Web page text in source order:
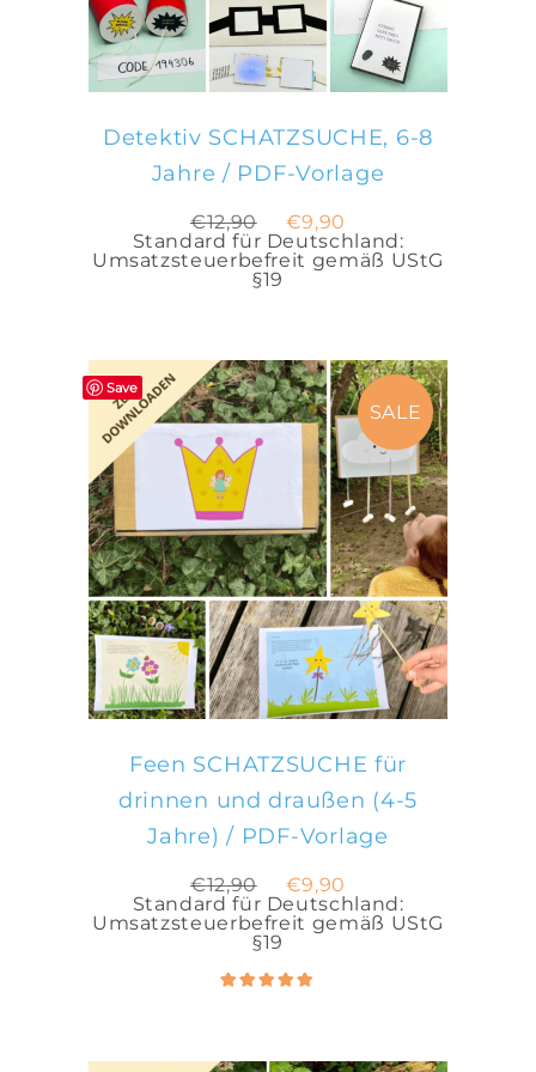
Detektiv SCHATZSUCHE, 6-8
Jahre / PDF-Vorlage
€12,90
Ursprünglicher
Preis
war:
€12,90
€9,90
Preis
ist:
Standard für Deutschland:
Umsatzsteuerbefreit gemäß UStG
§19
Save
SALE
IN DEN WARENKORB
Feen SCHATZSUCHE für
drinnen und draußen (4-5
Jahre) / PDF-Vorlage
€12,90
Ursprünglicher
Preis
war:
€12,90
€9,90
Preis
ist:
Standard für Deutschland:
Umsatzsteuerbefreit gemäß UStG
§19